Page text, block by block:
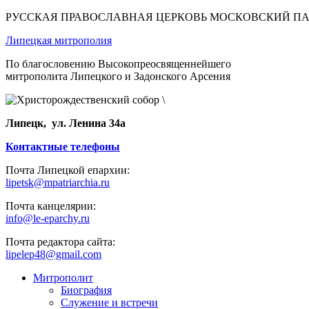
РУССКАЯ ПРАВОСЛАВНАЯ ЦЕРКОВЬ МОСКОВСКИЙ
Липецкая митрополия
По благословению Высокопреосвященнейшего
митрополита Липецкого и Задонского Арсения
Липецк, ул. Ленина 34а
Контактные телефоны
Почта Липецкой епархии:
lipetsk@mpatriarchia.ru
Почта канцелярии:
info@le-eparchy.ru
Почта редактора сайта:
lipelep48@gmail.com
Митрополит
Биография
Служение и встречи